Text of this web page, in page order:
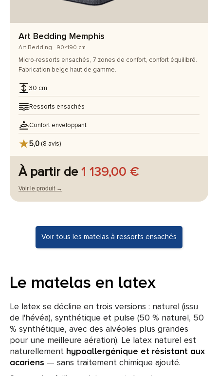
Art Bedding Memphis
Art Bedding · 90×190 cm
Micro-ressorts ensachés, 7 zones de confort, confort équilibré.
Fabrication belge haut de gamme.
30 cm
Ressorts ensachés
Confort enveloppant
5,0 (8 avis)
À partir de 1 139,00 €
Voir le produit →
Voir tous les matelas à ressorts ensachés
Le matelas en latex
Le latex se décline en trois versions : naturel (issu
de l'hévéa), synthétique et pulse (50 % naturel, 50
% synthétique, avec des alvéoles plus grandes
pour une meilleure aération). Le latex naturel est
naturellement hypoallergénique et résistant aux
acariens — sans traitement chimique ajouté.